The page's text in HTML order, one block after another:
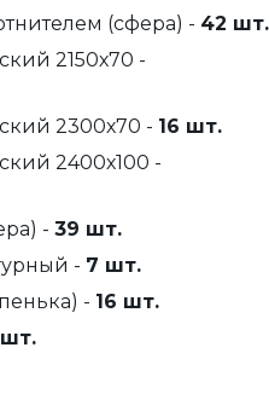
(сфера) - 42 шт.
2150х70 -
2300х70 - 16 шт.
2400х100 -
- 39 шт.
- 7 шт.
- 16 шт.
шт.